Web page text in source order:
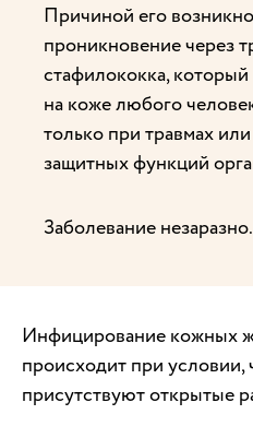
Причиной его
проникновение через
стафилококка,
на коже любого
только при травмах
защитных функций
Заболевание незаразно.
Инфицирование кожных
происходит при условии,
присутствуют открытые